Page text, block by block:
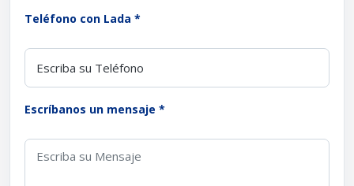
Teléfono con Lada *
Escríbanos un mensaje *